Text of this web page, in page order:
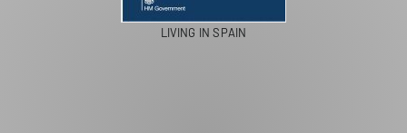
LIVING IN SPAIN